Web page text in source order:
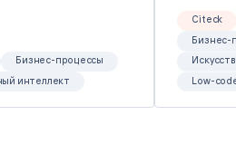
Бизнес-процессы
интеллект
Citeck
Бизнес-
Low-